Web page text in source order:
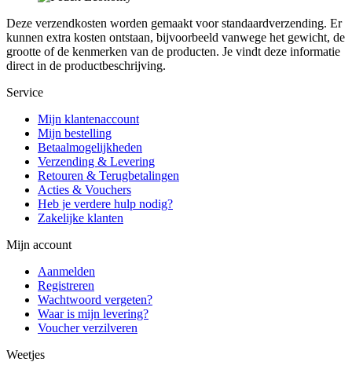
Deze verzendkosten worden gemaakt voor standaardverzending. Er
kunnen extra kosten ontstaan, bijvoorbeeld vanwege het gewicht, de
grootte of de kenmerken van de producten. Je vindt deze informatie
direct in de productbeschrijving.
Service
Mijn klantenaccount
Mijn bestelling
Betaalmogelijkheden
Verzending & Levering
Retouren & Terugbetalingen
Acties & Vouchers
Heb je verdere hulp nodig?
Zakelijke klanten
Mijn account
Aanmelden
Registreren
Wachtwoord vergeten?
Waar is mijn levering?
Voucher verzilveren
Weetjes